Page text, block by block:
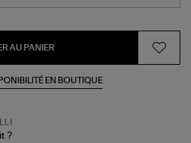
AU PANIER
EN BOUTIQUE
?